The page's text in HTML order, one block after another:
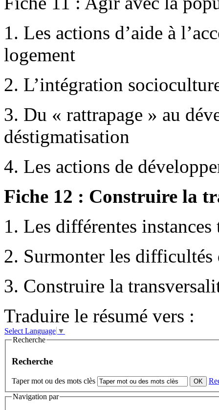
1. Les actions d’aide à
logement
2. L’intégration
3. Du « rattrapage » au
déstigmatisation
4. Les actions de
Fiche 12 : Construire la
1. Les différentes
2. Surmonter les
3. Construire la
Traduire le résumé vers :
Select Language ▼
Recherche
Recherche
Taper mot ou des mots clès
Navigation par